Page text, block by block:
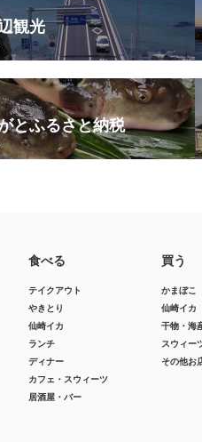
観光
とふるさと納税
食べる
テイクアウト
やきとり
仙崎イカ
ランチ
ディナー
カフェ・スウィーツ
居酒屋・バー
買う
かまぼこ
仙崎イカ
干物・海
スウィー
その他お